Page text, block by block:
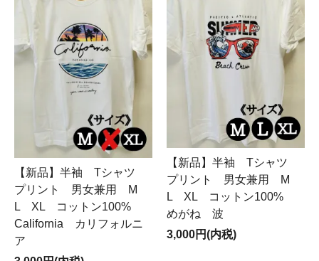
【新品】半袖 Tシャツ
プリント 男女兼用 M
L XL コットン100%
California カリフォルニ
ア
【新品】半袖 Tシャツ
プリント 男女兼用 M
L XL コットン100%
めがね 波
3,000円(内税)